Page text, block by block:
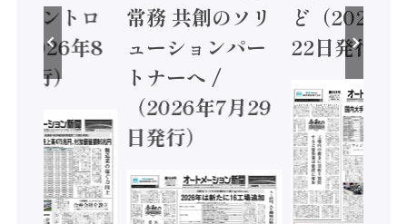
コントロ
2026年8
発行）
常務 共創のソリ
ューションパー
トナーへ /
（2026年7月29
日発行）
ど（2026年
22日発行）